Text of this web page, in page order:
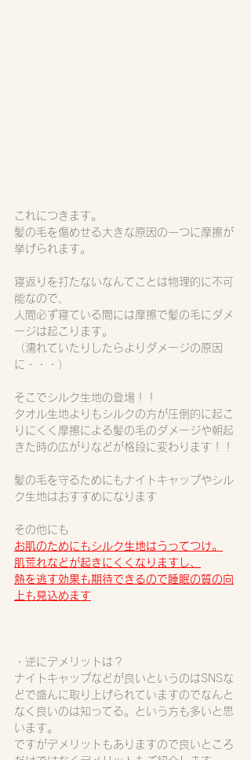
これにつきます。
髪の毛を傷めせる大きな原因の一つに摩擦が
挙げられます。
寝返りを打たないなんてことは物理的に不可
能なので、
人間必ず寝ている間には摩擦で髪の毛にダメ
ージは起こります。
（濡れていたりしたらよりダメージの原因
に・・・）
そこでシルク生地の登場！！
タオル生地よりもシルクの方が圧倒的に起こ
りにくく摩擦による髪の毛のダメージや朝起
きた時の広がりなどが格段に変わります！！
髪の毛を守るためにもナイトキャップやシル
ク生地はおすすめになります
その他にも
お肌のためにもシルク生地はうってつけ。
肌荒れなどが起きにくくなりますし、
熱を逃す効果も期待できるので睡眠の質の向
上も見込めます
・逆にデメリットは？
ナイトキャップなどが良いというのはSNSな
どで盛んに取り上げられていますのでなんと
なく良いのは知ってる。という方も多いと思
います。
ですがデメリットもありますので良いところ